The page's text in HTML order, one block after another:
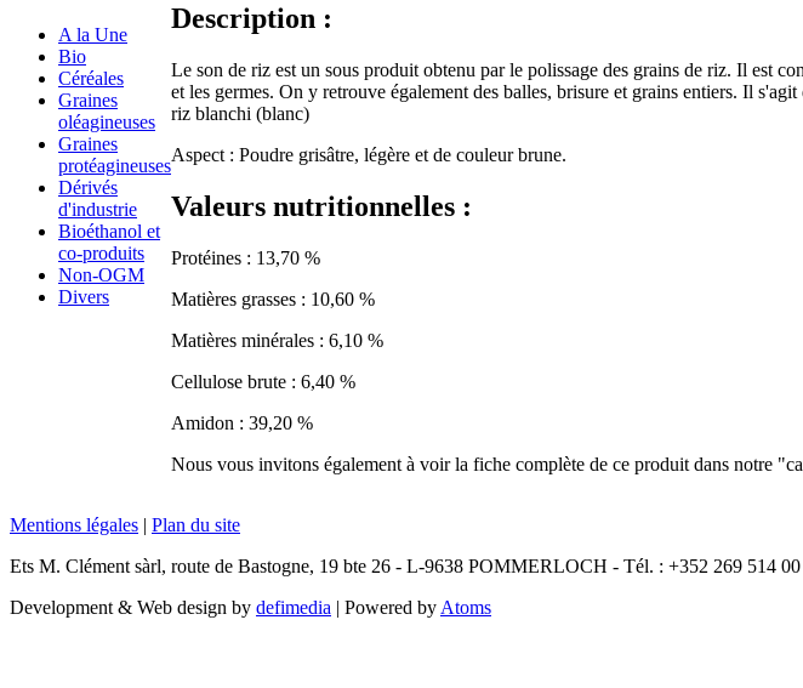
A la Une
Bio
Céréales
Graines
oléagineuses
Graines
protéagineuses
Dérivés
d'industrie
Bioéthanol et
co-produits
Non-OGM
Divers
Description :
Le son de riz est un sous produit obtenu par le polissage des grains de riz. Il est
et les germes. On y retrouve également des balles, brisure et grains entiers. Il
riz blanchi (blanc)
Aspect : Poudre grisâtre, légère et de couleur brune.
Valeurs nutritionnelles :
Protéines : 13,70 %
Matières grasses : 10,60 %
Matières minérales : 6,10 %
Cellulose brute : 6,40 %
Amidon : 39,20 %
Nous vous invitons également à voir la fiche complète de ce produit dans notre
Mentions légales | Plan du site
Ets M. Clément sàrl, route de Bastogne, 19 bte 26 - L-9638 POMMERLOCH - Tél. : +352 269 514 00
Development & Web design by defimedia | Powered by Atoms